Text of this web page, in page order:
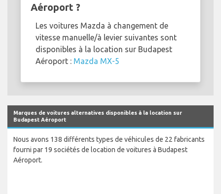
Aéroport ?
Les voitures Mazda à changement de
vitesse manuelle/à levier suivantes sont
disponibles à la location sur Budapest
Aéroport : Mazda MX-5
Marques de voitures alternatives disponibles à la location sur
Budapest Aéroport
Nous avons 138 différents types de véhicules de 22 fabricants
fourni par 19 sociétés de location de voitures à Budapest
Aéroport.